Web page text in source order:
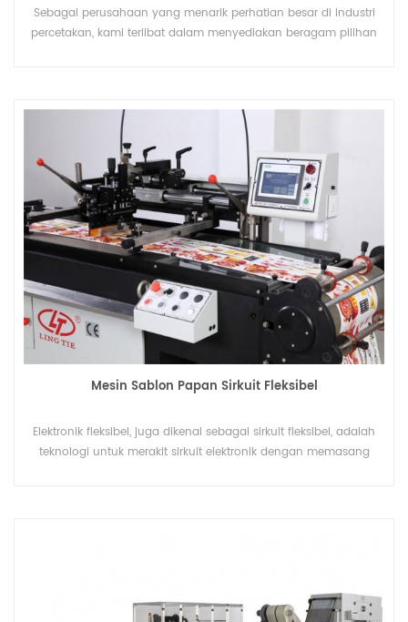
Sebagai perusahaan yang menarik perhatian besar di industri
percetakan, kami terlibat dalam menyediakan beragam pilihan
Mesin Sablon Papan Sirkuit Fleksibel
Elektronik fleksibel, juga dikenal sebagai sirkuit fleksibel, adalah
teknologi untuk merakit sirkuit elektronik dengan memasang